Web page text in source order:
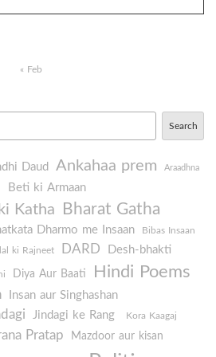
« Feb
Search
Daud Ankahaa prem Araadhna
Beti ki Armaan
Katha Bharat Gatha
Dharmo me Insaan Bibas Insaan
ki Rajneet DARD Desh-bhakti
Diya Aur Baati Hindi Poems
Insan aur Singhashan
Jindagi ke Rang Kora Kaagaj
Pratap Mazdoor aur kisan